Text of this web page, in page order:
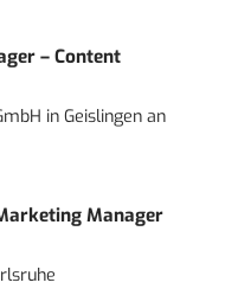
– Content
inGeislingen an
Manager